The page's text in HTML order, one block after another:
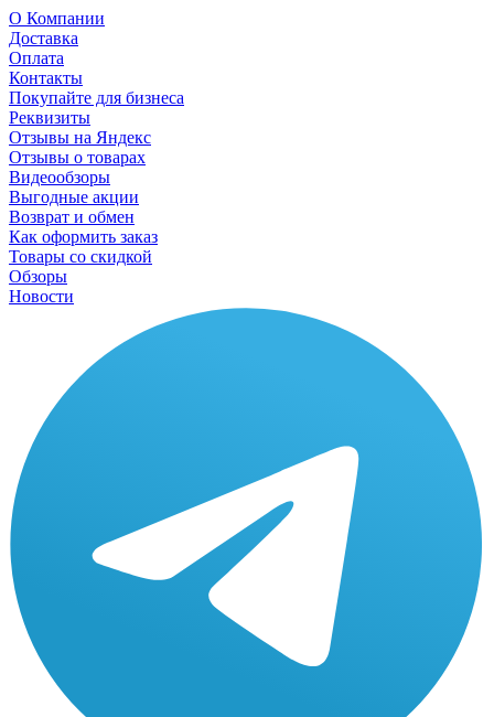
О Компании
Доставка
Оплата
Контакты
Покупайте для бизнеса
Реквизиты
Отзывы на Яндекс
Отзывы о товарах
Видеообзоры
Выгодные акции
Возврат и обмен
Как оформить заказ
Товары со скидкой
Обзоры
Новости